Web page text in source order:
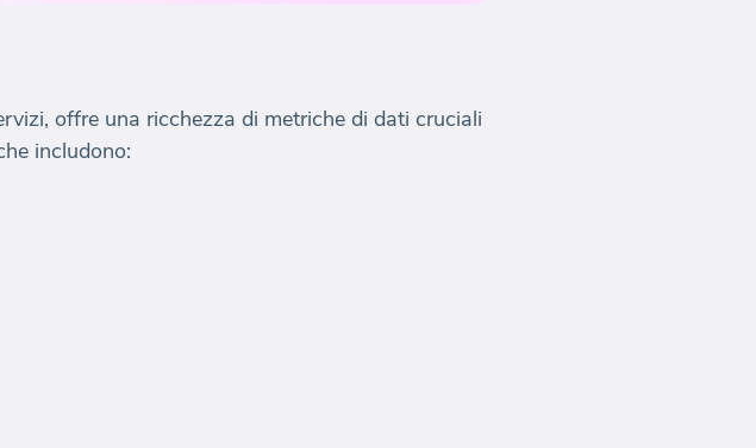
offre una ricchezza di metriche di dati cruciali
includono: